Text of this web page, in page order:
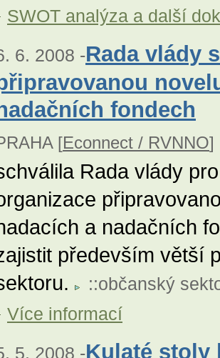
SWOT analýza a další
6. 2008 -Rada vlády
fondech
[Econnect / RVNNO]
Rada vlády
a nadačních
především větší
::občanský
Více informací
5. 2008 -Kulaté stoly